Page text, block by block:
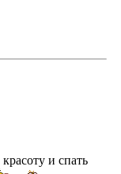
и спать